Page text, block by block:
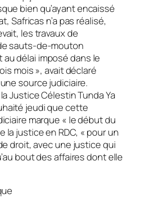
bien qu’ayant encaissé
Safricas n’a pas réalisé,
les travaux de
sauts-de-mouton
délai imposé dans le
mois », avait déclaré
une source judiciaire.
Justice Célestin Tunda Ya
jeudi que cette
marque « le début du
la justice en RDC, « pour un
droit, avec une justice qui
bout des affaires dont elle